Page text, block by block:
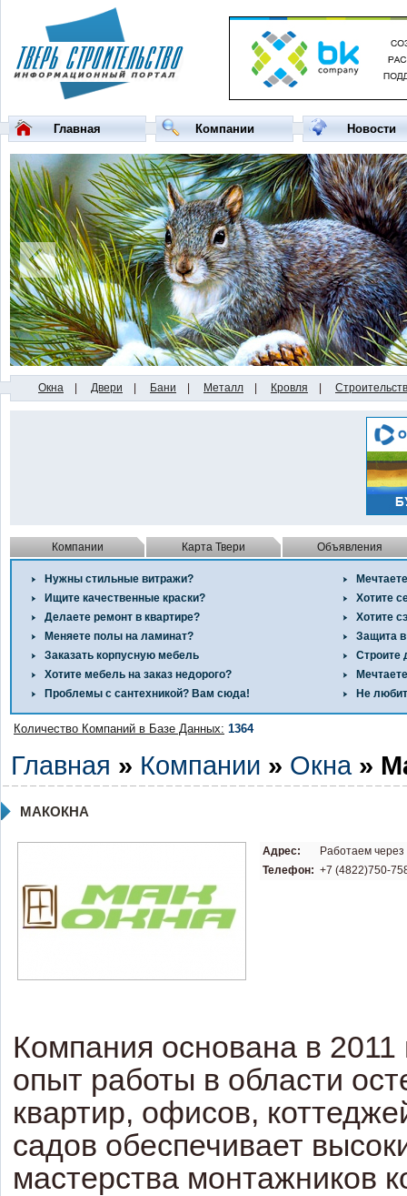
Главная Компании Новости
Окна Двери Бани Металл Кровля
Компании Карта Твери Объявления
Нужны стильные витражи?
Ищите качественные краски?
Делаете ремонт в квартире?
Меняете полы на ламинат?
Заказать корпусную мебель
Хотите мебель на заказ недорого?
Проблемы с сантехникой? Вам сюда!
Хотите
Хотите
Защита
Строите
Не
Количество Компаний в Базе Данных: 1364
Главная » Компании » Окна»
МАКОКНА
Адрес:
Работаем
Телефон: +7 (4822)750-
Компания основана в
опыт работы в области
квартир, офисов,
садов обеспечивает
мастерства монтажников